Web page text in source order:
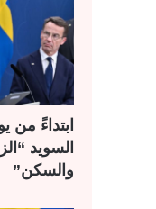
السويد
والسكن”